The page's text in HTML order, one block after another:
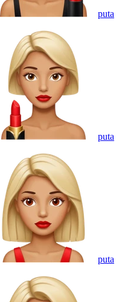
puta
puta
puta